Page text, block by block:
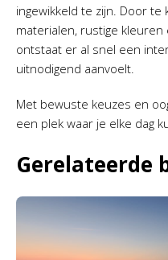
ingewikkeld te zijn. Door
materialen, rustige
ontstaat er al snel een
uitnodigend aanvoelt.
Met bewuste keuzes en
een plek waar je elke dag
Gerelateerde